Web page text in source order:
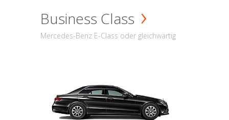
Business Class
Mercedes-Benz E-Class oder gleichwärtig